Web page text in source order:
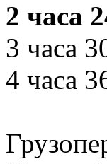
2 часа
3 часа
4 часа